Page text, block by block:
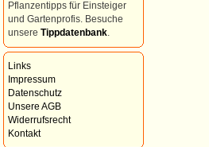
Pflanzentipps für Einsteiger
und Gartenprofis. Besuche
unsere Tippdatenbank
Links
Impressum
Datenschutz
Unsere AGB
Widerrufsrecht
Kontakt